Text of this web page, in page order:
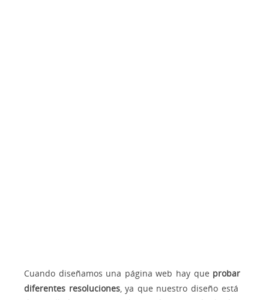
Cuando diseñamos una página web hay que probar
diferentes resoluciones, ya que nuestro diseño está